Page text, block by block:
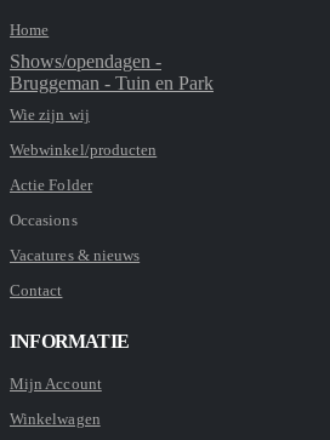
Home
Shows/opendagen -
Bruggeman - Tuin en Park
Wie zijn wij
Webwinkel/producten
Actie Folder
Occasions
Vacatures & nieuws
Contact
INFORMATIE
Mijn Account
Winkelwagen